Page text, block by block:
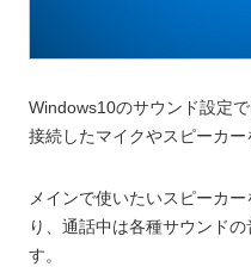
Windows10のサウンド設定
接続したマイクやスピーカー
メインで使いたいスピーカ
り、通話中は各種サウンド
す。